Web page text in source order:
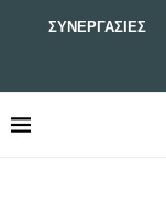
ΣΥΝΕΡΓΑΣΙΕΣ